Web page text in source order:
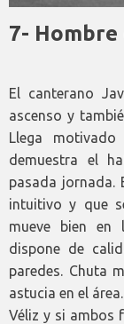
7- Hombre
El canterano
ascenso y
Llega
demuestra el
pasada jornada.
intuitivo y que
mueve bien en
dispone de
paredes. Chuta
astucia en el
Véliz y si ambos